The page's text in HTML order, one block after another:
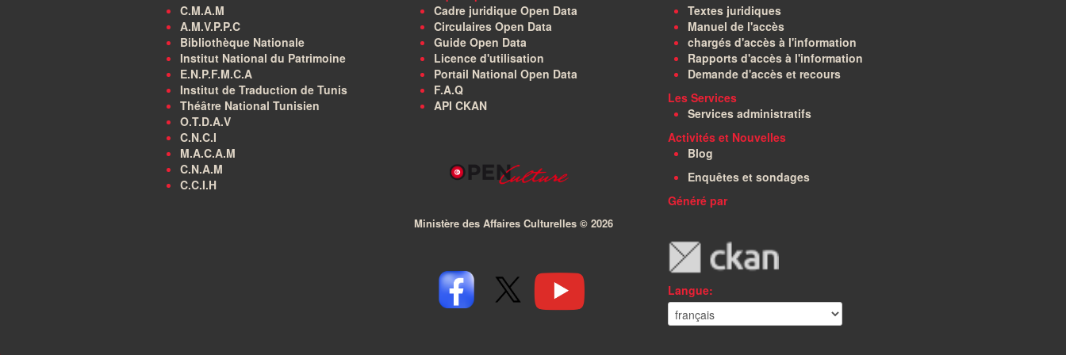
C.M.A.M
A.M.V.P.P.C
Bibliothèque Nationale
Institut National du Patrimoine
E.N.P.F.M.C.A
Institut de Traduction de Tunis
Théâtre National Tunisien
O.T.D.A.V
C.N.C.I
M.A.C.A.M
C.N.A.M
C.C.I.H
Cadre juridique Open Data
Circulaires Open Data
Guide Open Data
Licence d'utilisation
Portail National Open Data
F.A.Q
API CKAN
Ministère des Affaires Culturelles © 2026
Textes juridiques
Manuel de l'accès
chargés d'accès à l'information
Rapports d'accès à l'information
Demande d'accès et recours
Les Services
Services administratifs
Activités et Nouvelles
Blog
Enquêtes et sondages
Généré par
Langue